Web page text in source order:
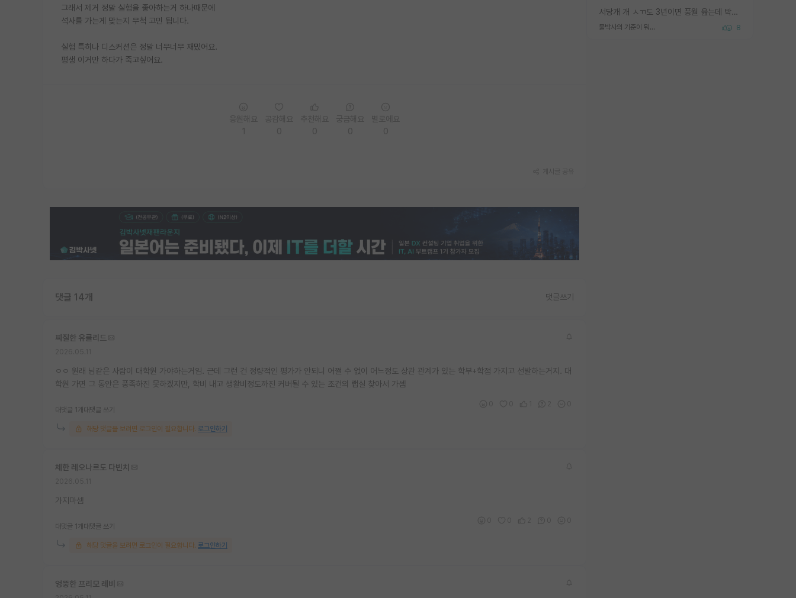
서당개 개 ㅅㄲ도 3년이면 풍월 읊는데 박사 5년 이상 대리고 있으면서 물된건 교수 탓 맞는ㄱ게 거기가 서당이 아니란 소리임
물박사의 기준이 뭐임? 8
그래서 제거 정말 실험을 좋아하는거 하나때문에
석사를 가는게 맞는지 무척 고민 됩니다.
실험 특히나 디스커션은 정말 너무너무 재밌어요.
평생 이거만 하다가 죽고싶어요.
댓글 14개 댓글쓰기
찌질한 유클리드
ㅇㅇ 원래 님같은 사람이 대학원 가야하는거임. 근데 그런 건 정량적인 평가가 안되니 어쩔 수 없이 어느정도 상관 관계가 있는 학부+학점 가지고 선발하는거지. 대
학원 가면 그 동안은 풍족하진 못하겠지만, 학비 내고 생활비정도까진 커버될 수 있는 조건의 랩실 찾아서 가셈
대댓글 1개 대댓글 쓰기
해당 댓글을 보려면 로그인이 필요합니다. 로그인하기
체한 레오나르도 다빈치
가지마셈
대댓글 1개 대댓글 쓰기
해당 댓글을 보려면 로그인이 필요합니다. 로그인하기
엉뚱한 프리모 레비